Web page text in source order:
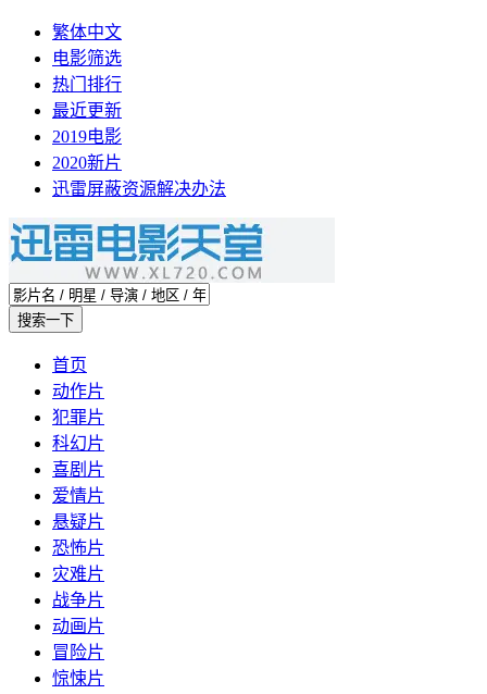
繁体中文
电影筛选
热门排行
最近更新
2019电影
2020新片
迅雷屏蔽资源解决办法
首页
动作片
犯罪片
科幻片
喜剧片
爱情片
悬疑片
恐怖片
灾难片
战争片
动画片
冒险片
惊悚片